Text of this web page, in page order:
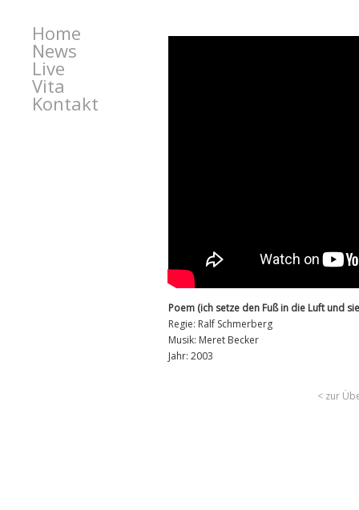
Poem (ich setze den Fuß in die Luft und
Regie: Ralf Schmerberg
Musik: Meret Becker
Jahr: 2003
Home
News
Live
Vita
Kontakt
< zur